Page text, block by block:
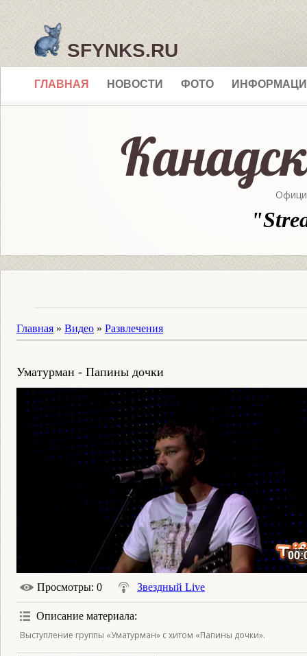
SFYNKS.RU
ГЛАВНАЯ НОВОСТИ ФОТО
Главная » Видео » Развлечения
Уматурман - Папины дочки
Просмотры: 0 Звездный Live
Описание материала:
Выступление группы «Уматурман» с хитом «Папины дочки».